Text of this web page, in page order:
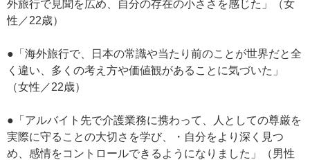
外旅行で見聞を広め、自分の存在の小ささを感じた」（女
性／22歳）
●「海外旅行で、日本の常識や当たり前のことが世界だと全
く違い、多くの考え方や価値観があることに気づいた」
（女性／22歳）
●「アルバイト先で介護業務に携わって、人としての尊厳を
実際に守ることの大切さを学び、・自分をより深く見つ
め、感情をコントロールできるようになりました」（男性